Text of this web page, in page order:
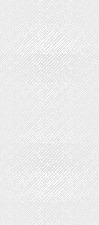
شریفی نیا
که جوانانی مثه شما